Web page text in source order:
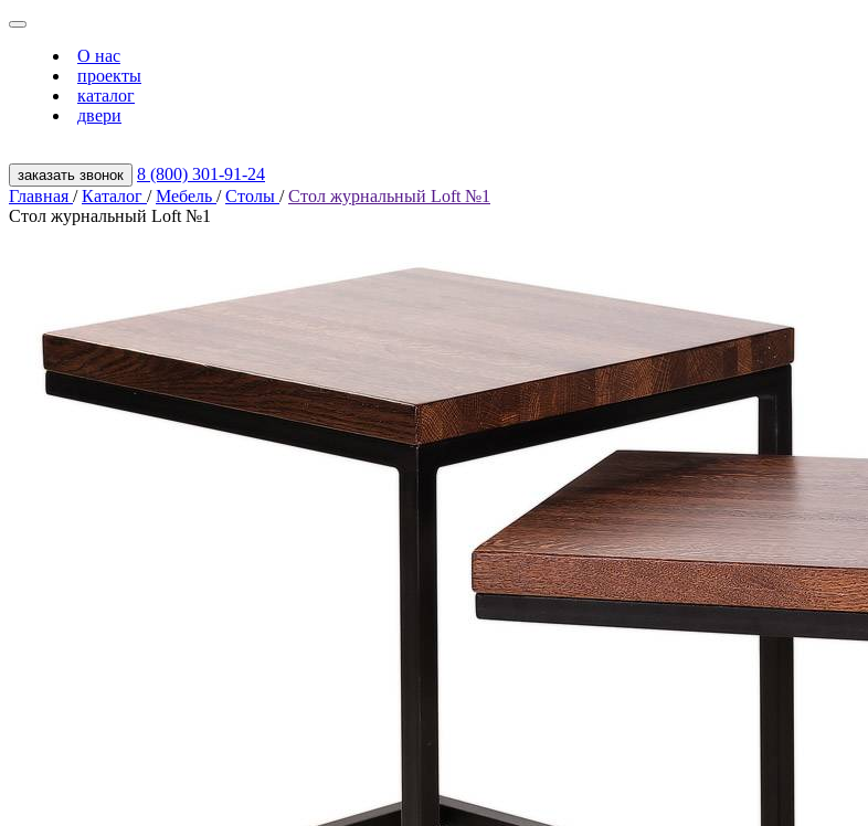
О нас
проекты
каталог
двери
заказать звонок
8 (800) 301‑91‑24
Главная / Каталог / Мебель / Столы / Стол журнальный Loft №1
Стол журнальный Loft №1